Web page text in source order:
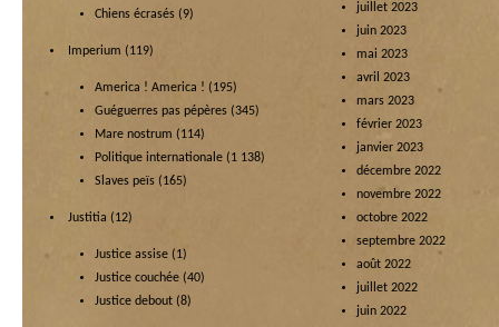
Chiens écrasés (9)
Imperium (119)
America ! America ! (195)
Guéguerres pas pépères (345)
Mare nostrum (114)
Politique internationale (1 138)
Slaves peïs (165)
Justitia (12)
Justice assise (1)
Justice couchée (40)
Justice debout (8)
juillet 2023
juin 2023
mai 2023
avril 2023
mars 2023
février 2023
janvier 2023
décembre 2022
novembre 2022
octobre 2022
septembre 2022
août 2022
juillet 2022
juin 2022